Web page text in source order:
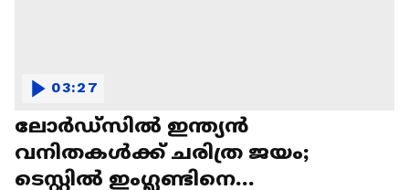
ലോര്‍ഡ്‌സില്‍ ഇന്ത്യന്‍
വനിതകള്‍ക്ക് ചരിത്ര ജയം;
ടെസ്റ്റില്‍ ഇംഗ്ലണ്ടിനെ
03:27